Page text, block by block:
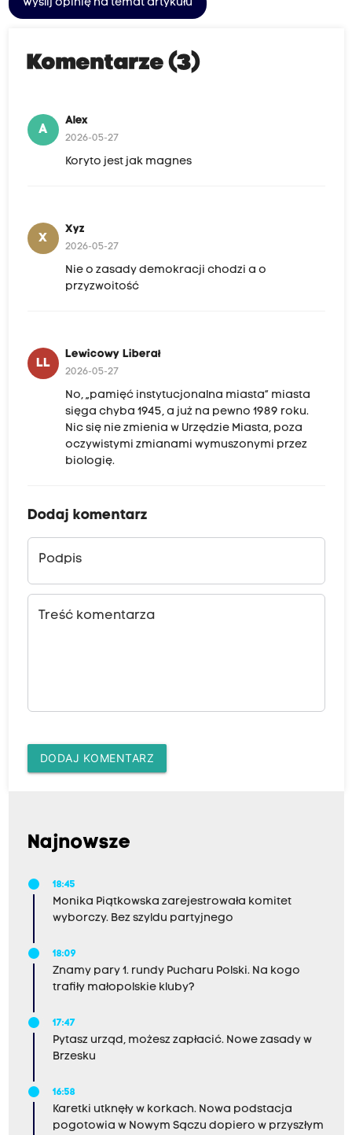
Wyślij opinię na temat artykułu
Komentarze (3)
A
Alex
2026-05-27
Koryto jest jak magnes
X
Xyz
2026-05-27
Nie o zasady demokracji chodzi a o
przyzwoitość
LL
Lewicowy Liberał
2026-05-27
No, „pamięć instytucjonalna miasta” miasta
sięga chyba 1945, a już na pewno 1989 roku.
Nic się nie zmienia w Urzędzie Miasta, poza
oczywistymi zmianami wymuszonymi przez
biologię.
Dodaj komentarz
Podpis
Treść komentarza
DODAJ KOMENTARZ
Najnowsze
18:45
Monika Piątkowska zarejestrowała komitet
wyborczy. Bez szyldu partyjnego
18:09
Znamy pary 1. rundy Pucharu Polski. Na kogo
trafiły małopolskie kluby?
17:47
Pytasz urząd, możesz zapłacić. Nowe zasady w
Brzesku
16:58
Karetki utknęły w korkach. Nowa podstacja
pogotowia w Nowym Sączu dopiero w przyszłym